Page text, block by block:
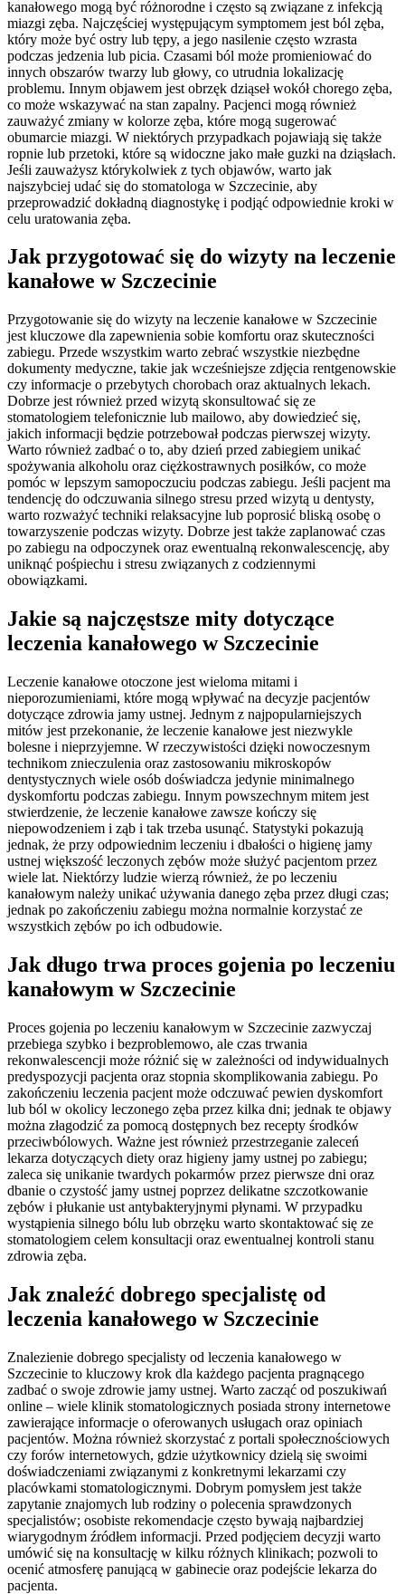
kanałowego mogą być różnorodne i często są związane z infekcją
miazgi zęba. Najczęściej występującym symptomem jest ból zęba,
który może być ostry lub tępy, a jego nasilenie często wzrasta
podczas jedzenia lub picia. Czasami ból może promieniować do
innych obszarów twarzy lub głowy, co utrudnia lokalizację
problemu. Innym objawem jest obrzęk dziąseł wokół chorego zęba,
co może wskazywać na stan zapalny. Pacjenci mogą również
zauważyć zmiany w kolorze zęba, które mogą sugerować
obumarcie miazgi. W niektórych przypadkach pojawiają się także
ropnie lub przetoki, które są widoczne jako małe guzki na dziąsłach.
Jeśli zauważysz którykolwiek z tych objawów, warto jak
najszybciej udać się do stomatologa w Szczecinie, aby
przeprowadzić dokładną diagnostykę i podjąć odpowiednie kroki w
celu uratowania zęba.
Jak przygotować się do wizyty na leczenie
kanałowe w Szczecinie
Przygotowanie się do wizyty na leczenie kanałowe w Szczecinie
jest kluczowe dla zapewnienia sobie komfortu oraz skuteczności
zabiegu. Przede wszystkim warto zebrać wszystkie niezbędne
dokumenty medyczne, takie jak wcześniejsze zdjęcia rentgenowskie
czy informacje o przebytych chorobach oraz aktualnych lekach.
Dobrze jest również przed wizytą skonsultować się ze
stomatologiem telefonicznie lub mailowo, aby dowiedzieć się,
jakich informacji będzie potrzebował podczas pierwszej wizyty.
Warto również zadbać o to, aby dzień przed zabiegiem unikać
spożywania alkoholu oraz ciężkostrawnych posiłków, co może
pomóc w lepszym samopoczuciu podczas zabiegu. Jeśli pacjent ma
tendencję do odczuwania silnego stresu przed wizytą u dentysty,
warto rozważyć techniki relaksacyjne lub poprosić bliską osobę o
towarzyszenie podczas wizyty. Dobrze jest także zaplanować czas
po zabiegu na odpoczynek oraz ewentualną rekonwalescencję, aby
uniknąć pośpiechu i stresu związanych z codziennymi
obowiązkami.
Jakie są najczęstsze mity dotyczące
leczenia kanałowego w Szczecinie
Leczenie kanałowe otoczone jest wieloma mitami i
nieporozumieniami, które mogą wpływać na decyzje pacjentów
dotyczące zdrowia jamy ustnej. Jednym z najpopularniejszych
mitów jest przekonanie, że leczenie kanałowe jest niezwykle
bolesne i nieprzyjemne. W rzeczywistości dzięki nowoczesnym
technikom znieczulenia oraz zastosowaniu mikroskopów
dentystycznych wiele osób doświadcza jedynie minimalnego
dyskomfortu podczas zabiegu. Innym powszechnym mitem jest
stwierdzenie, że leczenie kanałowe zawsze kończy się
niepowodzeniem i ząb i tak trzeba usunąć. Statystyki pokazują
jednak, że przy odpowiednim leczeniu i dbałości o higienę jamy
ustnej większość leczonych zębów może służyć pacjentom przez
wiele lat. Niektórzy ludzie wierzą również, że po leczeniu
kanałowym należy unikać używania danego zęba przez długi czas;
jednak po zakończeniu zabiegu można normalnie korzystać ze
wszystkich zębów po ich odbudowie.
Jak długo trwa proces gojenia po leczeniu
kanałowym w Szczecinie
Proces gojenia po leczeniu kanałowym w Szczecinie zazwyczaj
przebiega szybko i bezproblemowo, ale czas trwania
rekonwalescencji może różnić się w zależności od indywidualnych
predyspozycji pacjenta oraz stopnia skomplikowania zabiegu. Po
zakończeniu leczenia pacjent może odczuwać pewien dyskomfort
lub ból w okolicy leczonego zęba przez kilka dni; jednak te objawy
można złagodzić za pomocą dostępnych bez recepty środków
przeciwbólowych. Ważne jest również przestrzeganie zaleceń
lekarza dotyczących diety oraz higieny jamy ustnej po zabiegu;
zaleca się unikanie twardych pokarmów przez pierwsze dni oraz
dbanie o czystość jamy ustnej poprzez delikatne szczotkowanie
zębów i płukanie ust antybakteryjnymi płynami. W przypadku
wystąpienia silnego bólu lub obrzęku warto skontaktować się ze
stomatologiem celem konsultacji oraz ewentualnej kontroli stanu
zdrowia zęba.
Jak znaleźć dobrego specjalistę od
leczenia kanałowego w Szczecinie
Znalezienie dobrego specjalisty od leczenia kanałowego w
Szczecinie to kluczowy krok dla każdego pacjenta pragnącego
zadbać o swoje zdrowie jamy ustnej. Warto zacząć od poszukiwań
online – wiele klinik stomatologicznych posiada strony internetowe
zawierające informacje o oferowanych usługach oraz opiniach
pacjentów. Można również skorzystać z portali społecznościowych
czy forów internetowych, gdzie użytkownicy dzielą się swoimi
doświadczeniami związanymi z konkretnymi lekarzami czy
placówkami stomatologicznymi. Dobrym pomysłem jest także
zapytanie znajomych lub rodziny o polecenia sprawdzonych
specjalistów; osobiste rekomendacje często bywają najbardziej
wiarygodnym źródłem informacji. Przed podjęciem decyzji warto
umówić się na konsultację w kilku różnych klinikach; pozwoli to
ocenić atmosferę panującą w gabinecie oraz podejście lekarza do
pacjenta.